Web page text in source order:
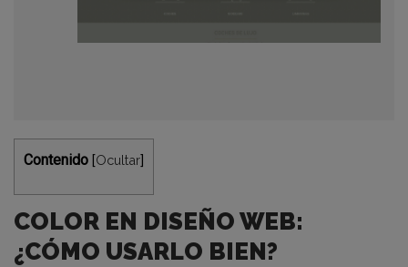
Contenido Ocultar
COLOR EN DISEÑO WEB:
¿CÓMO USARLO BIEN?